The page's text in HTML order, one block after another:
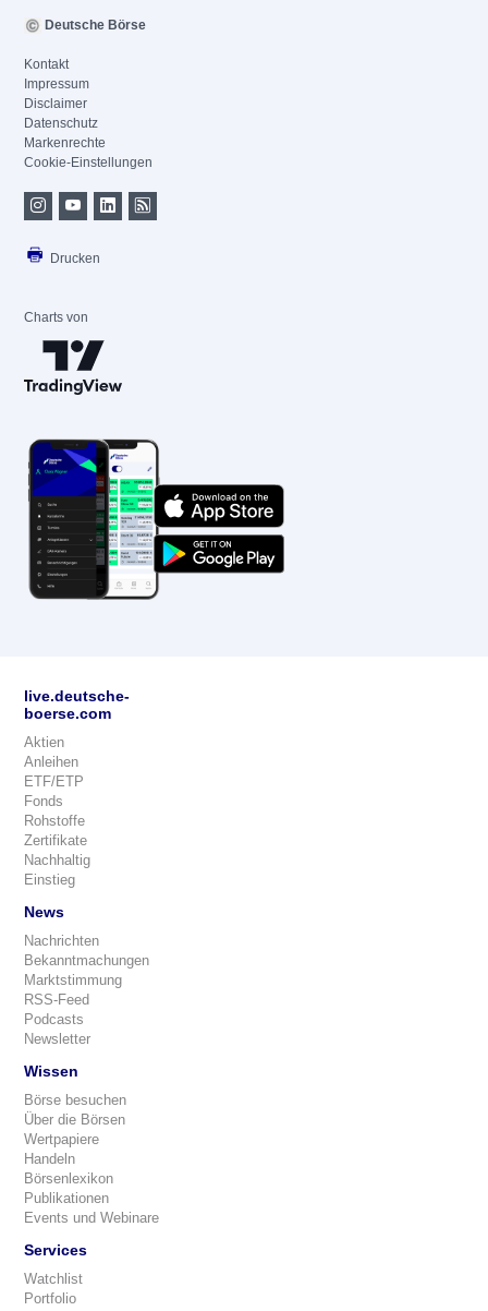
Deutsche Börse
Kontakt
Impressum
Disclaimer
Datenschutz
Markenrechte
Cookie-Einstellungen
Drucken
Charts von
live.deutsche-
boerse.com
Aktien
Anleihen
ETF/ETP
Fonds
Rohstoffe
Zertifikate
Nachhaltig
Einstieg
News
Nachrichten
Bekanntmachungen
Marktstimmung
RSS-Feed
Podcasts
Newsletter
Wissen
Börse besuchen
Über die Börsen
Wertpapiere
Handeln
Börsenlexikon
Publikationen
Events und Webinare
Services
Watchlist
Portfolio